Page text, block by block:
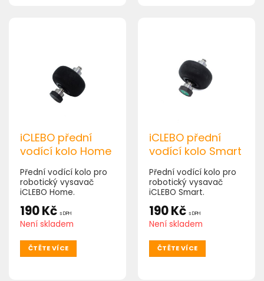
iCLEBO přední
vodící kolo Home
Přední vodící kolo pro
robotický vysavač
iCLEBO Home.
190Kč s DPH
Není skladem
ČTĚTE VÍCE
iCLEBO přední
vodící kolo Smart
Přední vodící kolo pro
robotický vysavač
iCLEBO Smart.
190Kč s DPH
Není skladem
ČTĚTE VÍCE